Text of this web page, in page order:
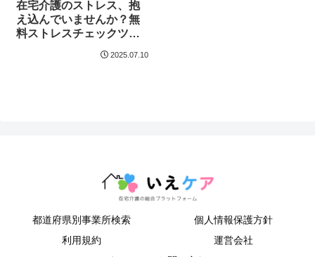
在宅介護のストレス、抱
え込んでいませんか？無
料ストレスチェックツー
2025.07.10
都道府県別事業所検索
個人情報保護方針
利用規約
運営会社